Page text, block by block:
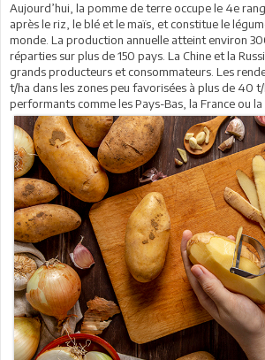
Aujourd’hui, la pomme de terre occupe le 4e
après le riz, le blé et le maïs, et constitue le
monde. La production annuelle atteint environ
réparties sur plus de 150 pays. La Chine et la
grands producteurs et consommateurs. Les
t/ha dans les zones peu favorisées à plus de 40
performants comme les Pays-Bas, la France ou